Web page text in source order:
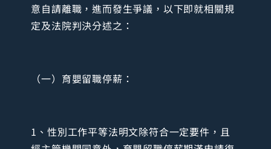
意自請離職，進而發生爭議，以下即就相關規
定及法院判決分述之：
（一）育嬰留職停薪：
1、性別工作平等法明文除符合一定要件，且